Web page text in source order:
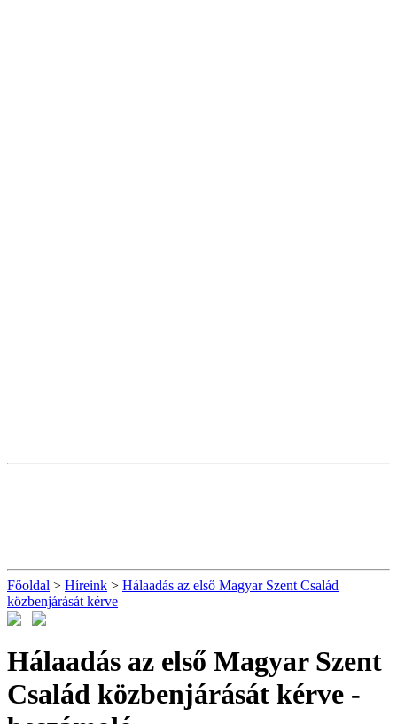
Főoldal > Híreink > Hálaadás az első Magyar Szent Család
közbenjárását kérve
Hálaadás az első Magyar Szent
Család közbenjárását kérve -